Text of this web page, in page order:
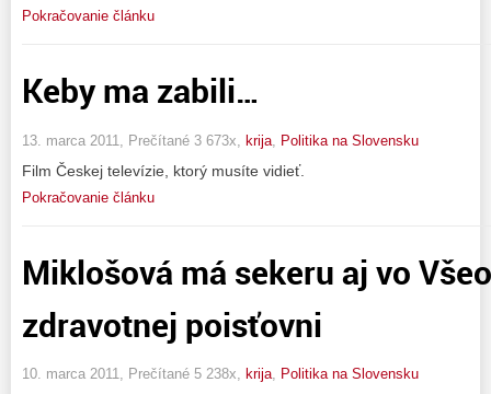
Pokračovanie článku
Keby ma zabili…
13. marca 2011, Prečítané 3 673x, krija Politika na Slovensku
Film Českej televízie, ktorý musíte vidieť.
Pokračovanie článku
Miklošová má sekeru aj vo
zdravotnej poisťovni
10. marca 2011, Prečítané 5 238x, krija, Politika na Slovensku